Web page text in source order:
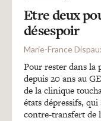
Blocs-notes
Recherches
Entretiens
Etre deux
désespoir
Marie-France
Pour rester dans la
depuis 20 ans au
de la clinique
états dépressifs,
contre-transfert de